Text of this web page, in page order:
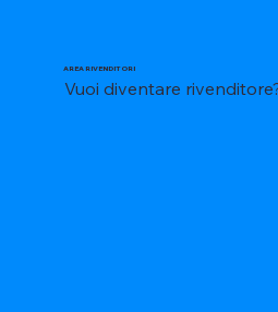
AREA RIVENDITORI
Vuoi diventare